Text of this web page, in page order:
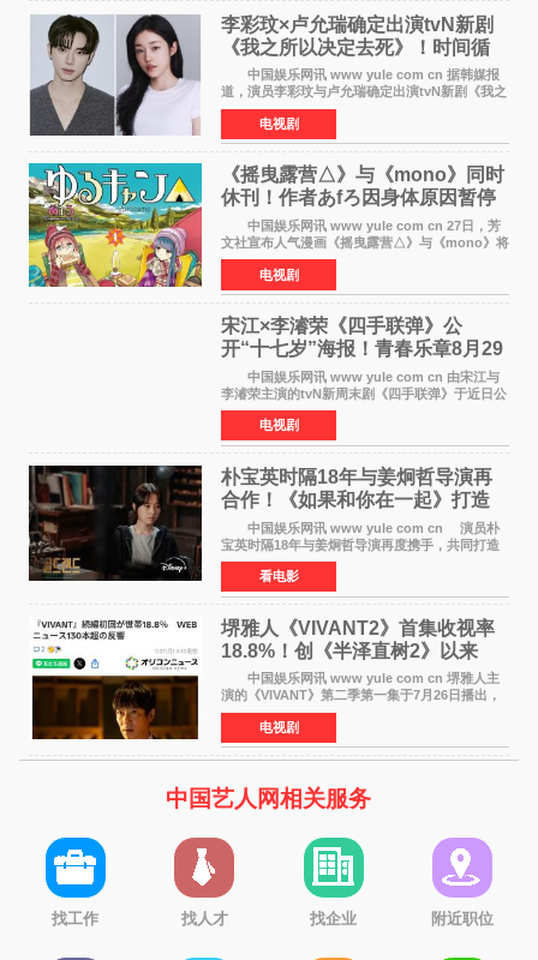
李彩玟×卢允瑞确定出演tvN新剧
《我之所以决定去死》！时间循
环青春爱情来袭
中国娱乐网讯 www yule com cn 据韩媒报
道，演员李彩玟与卢允瑞确定出演tvN新剧《我之
所以决定去死》，分别担任男女主角。该剧预计
将于明年播出，引发观众期待。 本剧改编自
NAVER同名人气
电视剧
《摇曳露营△》与《mono》同时
休刊！作者あfろ因身体原因暂停
双连载
中国娱乐网讯 www yule com cn 27日，芳
文社宣布人气漫画《摇曳露营△》与《mono》将
暂停连载一段时间，原因是漫画家あfろ身体状况
不佳。 编辑部表示：一直承蒙各位对
《mono》的喜爱，
电视剧
宋江×李濬荣《四手联弹》公
开“十七岁”海报！青春乐章8月29
日奏响
中国娱乐网讯 www yule com cn 由宋江与
李濬荣主演的tvN新周末剧《四手联弹》于近日公
开十七岁版海报，以充满青春气息的画面再度点
燃观众期待。 海报中，宋江与李濬荣并肩站
在音乐教室的
电视剧
朴宝英时隔18年与姜炯哲导演再
合作！《如果和你在一起》打造
奇幻浪漫喜剧
中国娱乐网讯 www yule com cn 演员朴
宝英时隔18年与姜炯哲导演再度携手，共同打造
备受期待的浪漫喜剧新作《如果和你在一起》
（暂定名）。据OSEN报道，朴宝英将出演该片
女主角，自2008年《
看电影
堺雅人《VIVANT2》首集收视率
18.8%！创《半泽直树2》以来
TBS周日剧场最高开局
中国娱乐网讯 www yule com cn 堺雅人主
演的《VIVANT》第二季第一集于7月26日播出，
首集收视率高达18 8%，成为自2020年《半泽直
树2》首集22%以来，TBS周日剧场最高开播收视
纪录。 考虑到
电视剧
中国艺人网相关服务
找工作 找人才 找企业 附近职位